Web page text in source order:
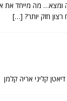
מה מייחד את
חזק יותר? […]
קליני אריה קלמן